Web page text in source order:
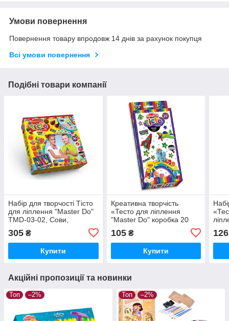
Умови повернення
Повернення товару впродовж 14 днів за рахунок покупця
Всі умови повернення
Подібні товари компанії
Набір для творчості Тісто
для ліплення "Master Do"
TMD-03-02, Сови,
305 ₴
Купити
Креативна творчість
«Тесто для ліплення
"Master Do" коробка 20
кольорів*20г, Danko Toys
105₴
Купити
126
Акційні пропозиції та новинки
Топ –2% Топ –2%